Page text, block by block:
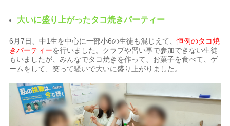
大いに盛り上がったタコ焼きパーティー
6月7日、中1生を中心に一部小6の生徒も混じえて、恒例のタコ焼
きパーティーを行いました。クラブや習い事で参加できない生徒
もいましたが、みんなでタコ焼きを作って、お菓子を食べて、ゲ
ームをして、笑って騒いで大いに盛り上がりました。